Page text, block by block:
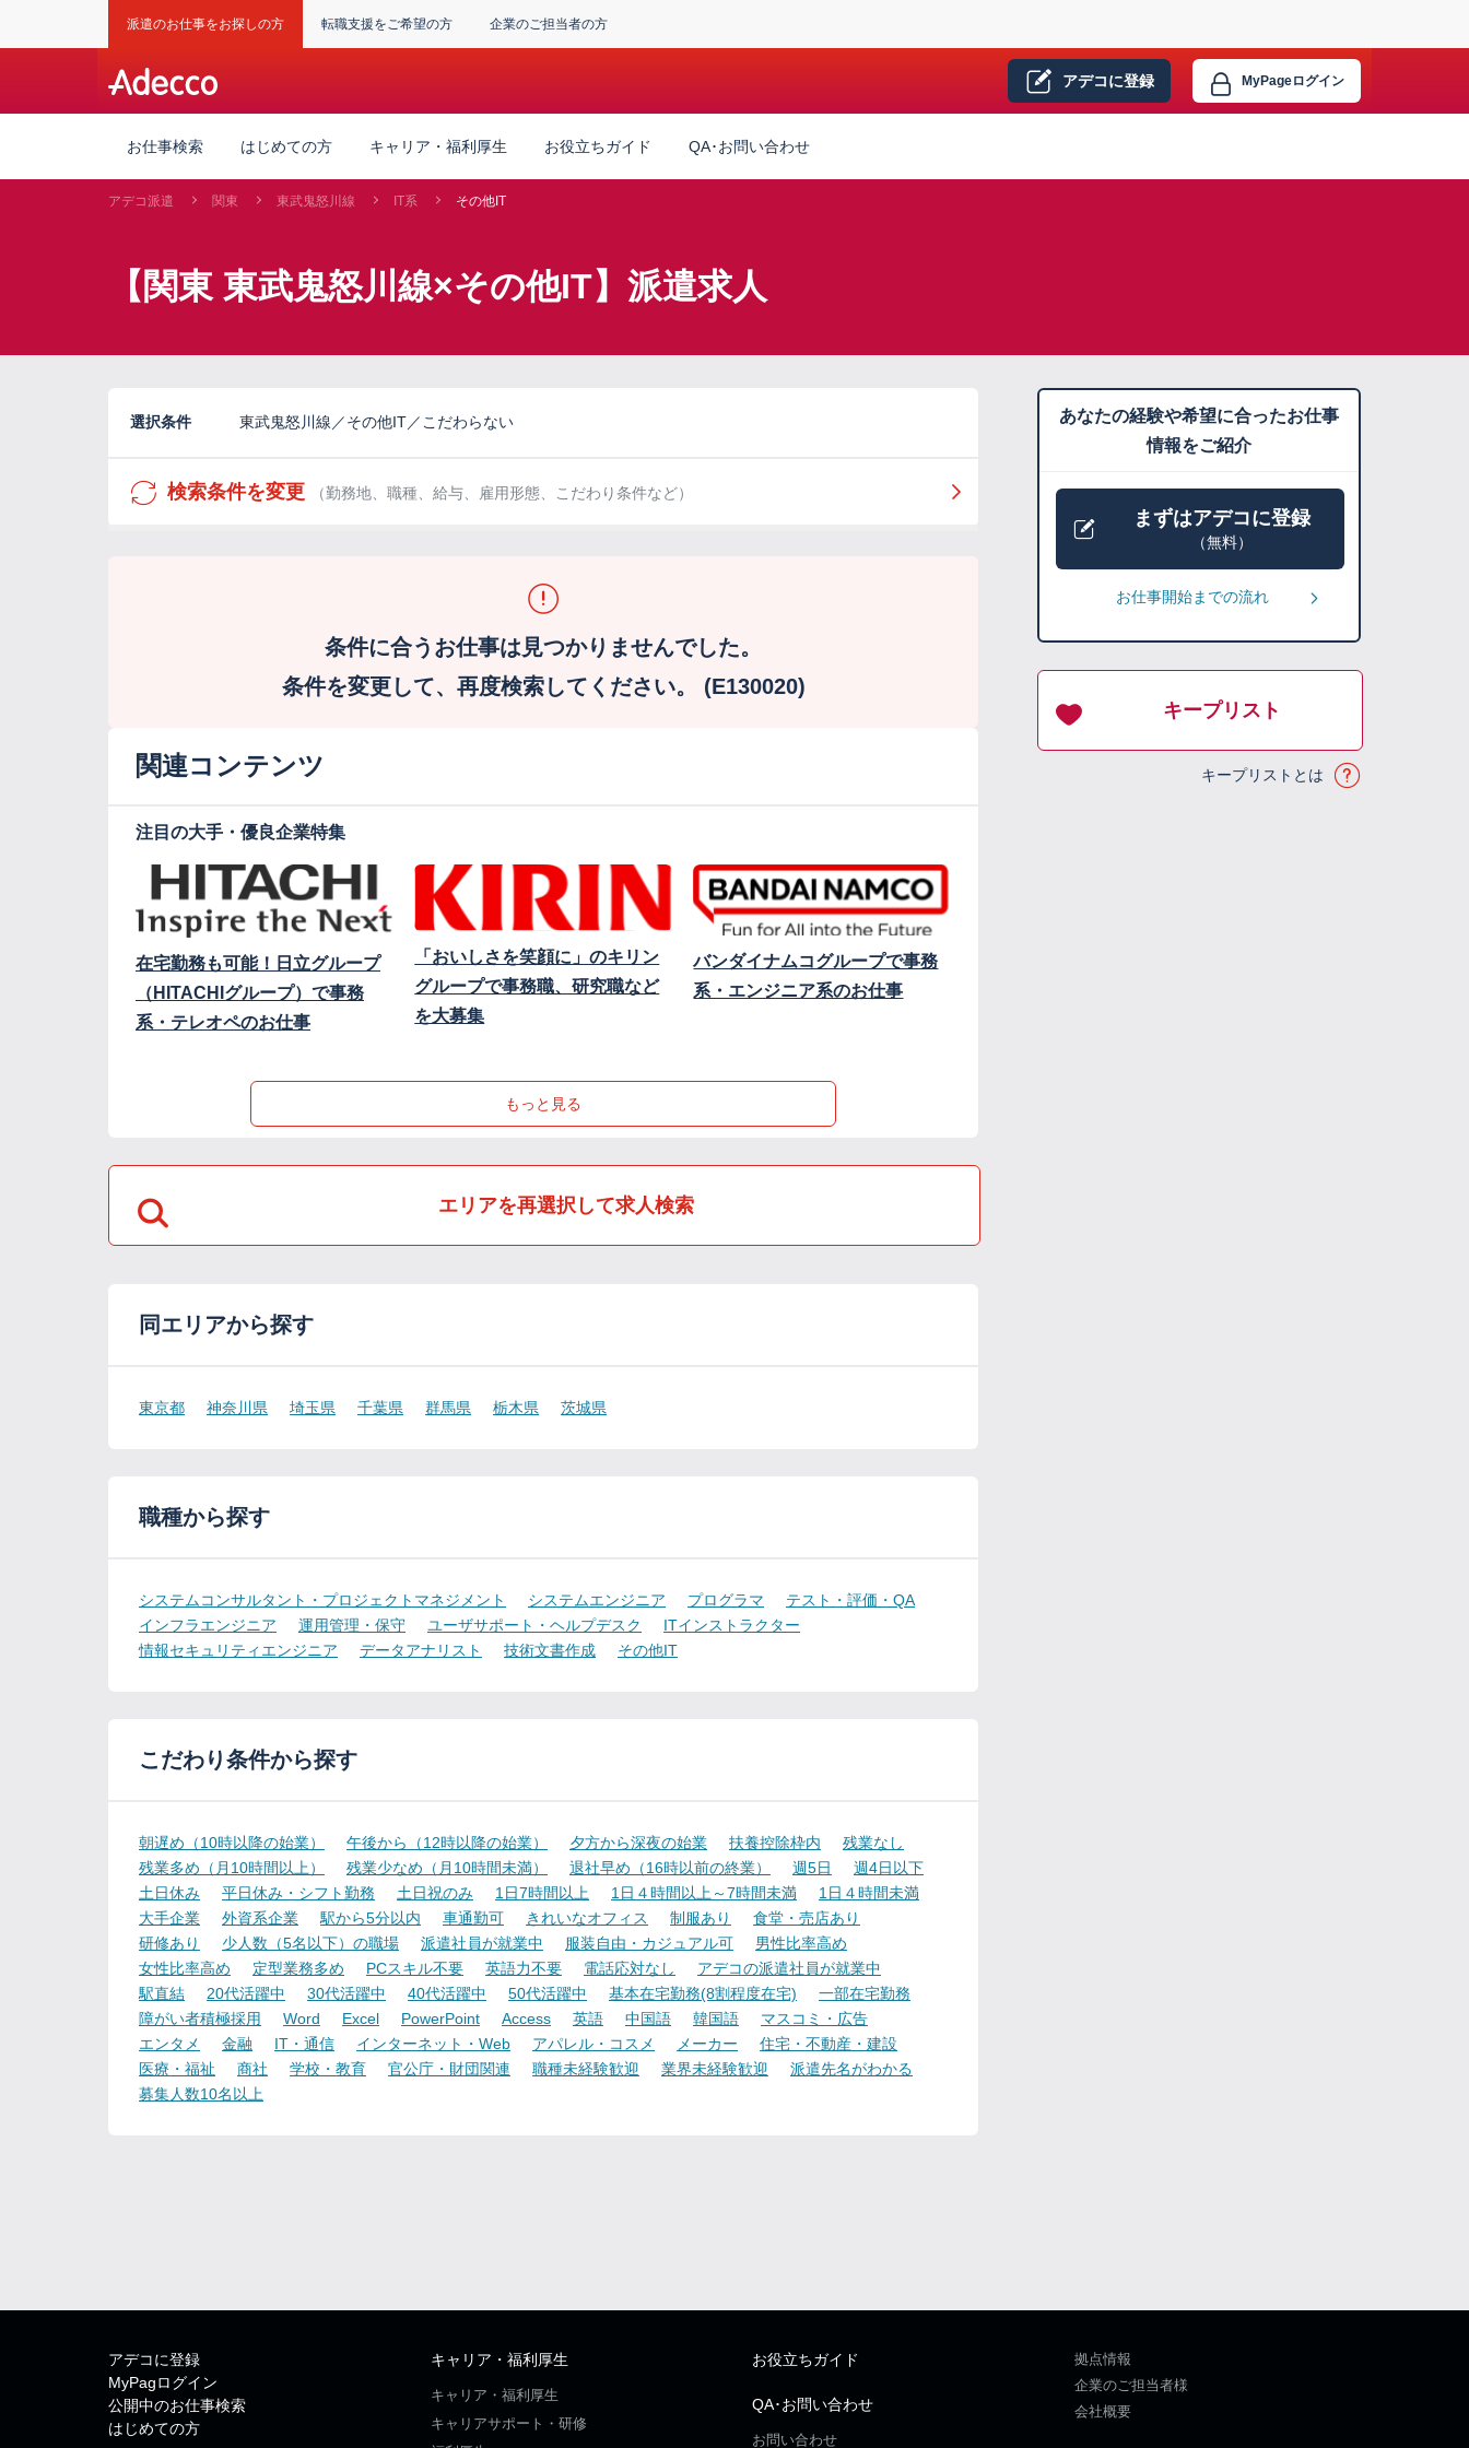
派遣のお仕事をお探しの方 転職支援をご希望の方 企業のご担当者の方
アデコに登録 MyPageログイン
お仕事検索 はじめての方 キャリア・福利厚生 お役立ちガイド QA･お問い合わせ
アデコ派遣 関東 東武鬼怒川線 IT系 その他IT
【関東 東武鬼怒川線×その他IT】派遣求人
選択条件 東武鬼怒川線／その他IT／こだわらない
検索条件を変更 （勤務地、職種、給与、雇用形態、こだわり条件など）
条件に合うお仕事は見つかりませんでした。
条件を変更して、再度検索してください。 (E130020)
関連コンテンツ
注目の大手・優良企業特集
在宅勤務も可能！日立グループ
（HITACHIグループ）で事務
系・テレオペのお仕事
「おいしさを笑顔に」のキリン
グループで事務職、研究職など
を大募集
バンダイナムコグループで事務
系・エンジニア系のお仕事
もっと見る
エリアを再選択して求人検索
同エリアから探す
東京都 神奈川県 埼玉県 千葉県 群馬県 栃木県 茨城県
職種から探す
システムコンサルタント・プロジェクトマネジメント システムエンジニア プログラマ
テスト・評価・QA
インフラエンジニア
運用管理・保守 ユーザサポート・ヘルプデスク
ITインストラクター
情報セキュリティエンジニア
データアナリスト 技術文書作成 その他IT
こだわり条件から探す
朝遅め（10時以降の始業） 午後から（12時以降の始業） 夕方から深夜の始業 扶養控除枠内
残業なし
残業多め（月10時間以上）
残業少なめ（月10時間未満） 退社早め（16時以前の終業） 週5日
週4日以下
土日休み
平日休み・シフト勤務 土日祝のみ 1日7時間以上 1日４時間以上～7時間未満
1日４時間未満
大手企業
外資系企業 駅から5分以内 車通勤可 きれいなオフィス 制服あり
食堂・売店あり
研修あり
少人数（5名以下）の職場 派遣社員が就業中 服装自由・カジュアル可
男性比率高め
女性比率高め
定型業務多め PCスキル不要 英語力不要 電話応対なし
アデコの派遣社員が就業中
駅直結
20代活躍中 30代活躍中 40代活躍中 50代活躍中 基本在宅勤務(8割程度在宅)
一部在宅勤務
障がい者積極採用
Word Excel PowerPoint Access 英語 中国語 韓国語
マスコミ・広告
エンタメ
金融 IT・通信 インターネット・Web アパレル・コスメ メーカー
住宅・不動産・建設
医療・福祉
商社 学校・教育 官公庁・財団関連 職種未経験歓迎 業界未経験歓迎
派遣先名がわかる
募集人数10名以上
あなたの経験や希望に合ったお仕事
情報をご紹介
まずはアデコに登録
（無料）
お仕事開始までの流れ
キープリスト
キープリストとは
アデコに登録
MyPagログイン
公開中のお仕事検索
はじめての方
キャリア・福利厚生
キャリア・福利厚生
キャリアサポート・研修
お役立ちガイド
QA･お問い合わせ
お問い合わせ
拠点情報
企業のご担当者様
会社概要